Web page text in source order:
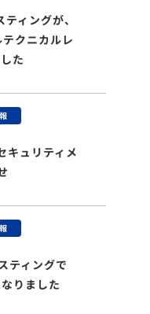
ィングが、
クニカルレ
た
キュリティメ
ティングで
りました